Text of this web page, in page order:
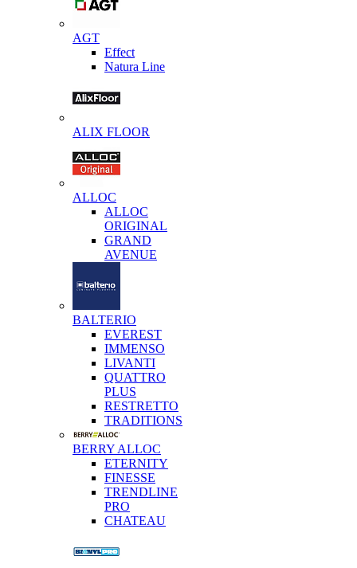
AGT
Effect
Natura Line
ALIX FLOOR
ALLOC
ALLOC
ORIGINAL
GRAND
AVENUE
BALTERIO
EVEREST
IMMENSO
LIVANTI
QUATTRO
PLUS
RESTRETTO
TRADITIONS
BERRY ALLOC
ETERNITY
FINESSE
TRENDLINE
PRO
CHATEAU